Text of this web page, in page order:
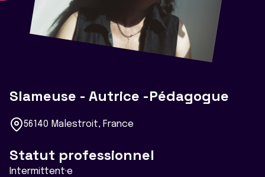
Slameuse - Autrice -Pédagogue
56140 Malestroit, France
Statut professionnel
Intermittent·e